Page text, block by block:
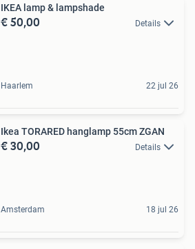
IKEA lamp & lampshade
€ 50,00 Details
Haarlem 22 jul 26
Ikea TORARED hanglamp 55cm ZGAN
€ 30,00 Details
Amsterdam 18 jul 26